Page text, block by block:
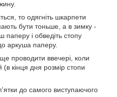
то одягніть шкарпети
бути тоньше, а в зимку -
паперу і обведіть стопу
аркуша паперу.
проводити ввечері, коли
кінця дня розмір стопи
до самого виступаючого